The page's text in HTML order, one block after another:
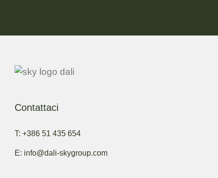
Contattaci
T: +386 51 435 654
E: info@dali-skygroup.com